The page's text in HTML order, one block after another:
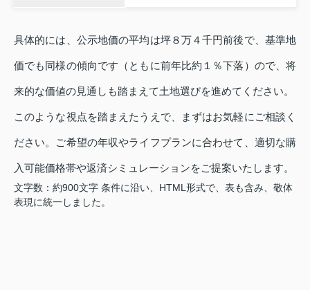
具体的には、公示地価の平均は坪８万４千円前後で、基準地
価でも同様の傾向です（ともに前年比約１％下落）ので、将
来的な価値の見通しも踏まえて土地選びを進めてください。
このような視点を踏まえたうえで、まずはお気軽にご相談く
ださい。ご希望の年収やライフプランに合わせて、適切な購
入可能価格帯や返済シミュレーションをご提案いたします。
文字数：約900文字 条件に沿い、HTML形式で、表も含み、敬体
表現に統一しました。